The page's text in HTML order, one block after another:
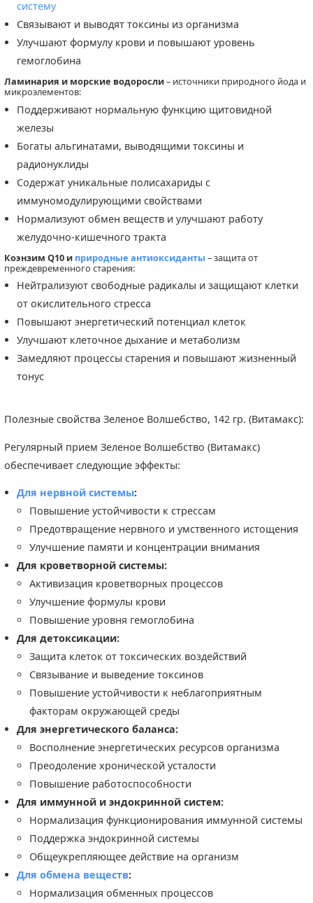
систему
Связывают и выводят токсины из организма
Улучшают формулу крови и повышают уровень
гемоглобина
Ламинария и морские водоросли– источники природного йода и
микроэлементов:
Поддерживают нормальную функцию щитовидной
железы
Богаты альгинатами, выводящими токсины и
радионуклиды
Содержат уникальные полисахариды с
иммуномодулирующими свойствами
Нормализуют обмен веществ и улучшают работу
желудочно-кишечного тракта
Коэнзим Q10 и природные антиоксиданты – защита от
преждевременного старения:
Нейтрализуют свободные радикалы и защищают клетки
от окислительного стресса
Повышают энергетический потенциал клеток
Улучшают клеточное дыхание и метаболизм
Замедляют процессы старения и повышают жизненный
тонус
Полезные свойства Зеленое Волшебство, 142 гр. (Витамакс):
Регулярный прием Зеленое Волшебство (Витамакс)
обеспечивает следующие эффекты:
Для нервной системы:
Повышение устойчивости к стрессам
Предотвращение нервного и умственного истощения
Улучшение памяти и концентрации внимания
Для кроветворной системы:
Активизация кроветворных процессов
Улучшение формулы крови
Повышение уровня гемоглобина
Для детоксикации:
Защита клеток от токсических воздействий
Связывание и выведение токсинов
Повышение устойчивости к неблагоприятным
факторам окружающей среды
Для энергетического баланса:
Восполнение энергетических ресурсов организма
Преодоление хронической усталости
Повышение работоспособности
Для иммунной и эндокринной систем:
Нормализация функционирования иммунной системы
Поддержка эндокринной системы
Общеукрепляющее действие на организм
Для обмена веществ:
Нормализация обменных процессов